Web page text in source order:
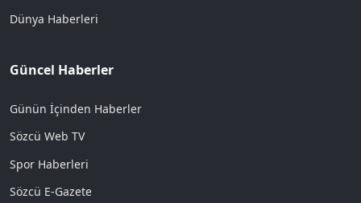
Dünya Haberleri
Güncel Haberler
Günün İçinden Haberler
Sözcü Web TV
Spor Haberleri
Sözcü E-Gazete